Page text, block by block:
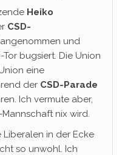
Heiko
CSD-
und
bugsiert. Die Union
eine
der CSD-Parade
Ich vermute aber,
nix wird.
in der Ecke
so unwohl. Ich